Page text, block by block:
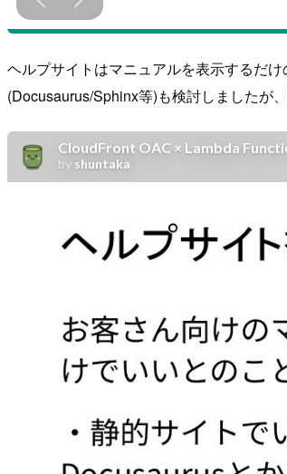
ヘルプサイトはマニュアルを表示するだ
(Docusaurus/Sphinx等)も検討しましたが